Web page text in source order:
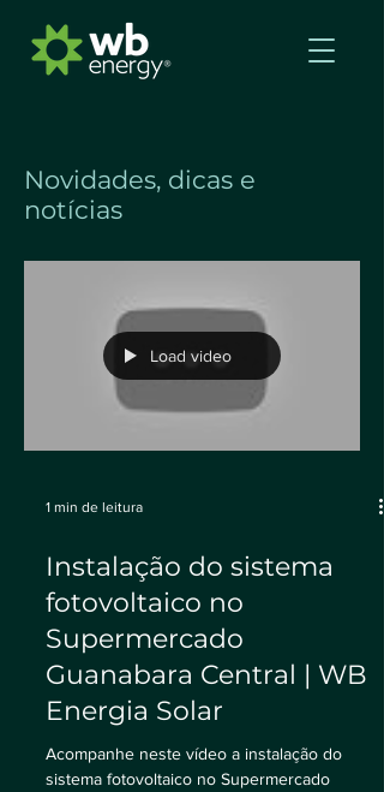
Novidades, dicas e
notícias
Load video
1 min de leitura
Instalação do sistema
fotovoltaico no
Supermercado
Guanabara Central | WB
Energia Solar
Acompanhe neste vídeo a instalação do
sistema fotovoltaico no Supermercado